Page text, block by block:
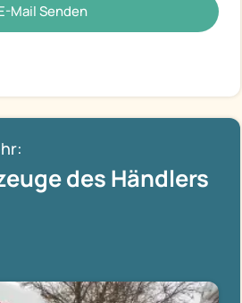
Mail Senden
des Händlers